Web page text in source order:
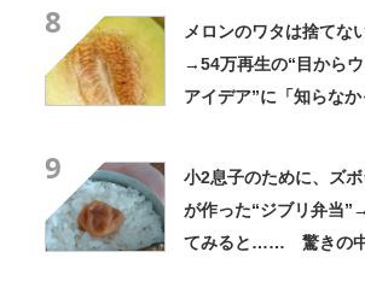
8
メロンのワタは捨てな
→54万再生の“目から
アイデア”に「知らなか
9
小2息子のために、ズ
が作った“ジブリ弁当
てみると…… 驚きの